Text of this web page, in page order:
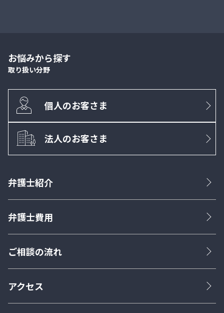
お悩みから探す
取り扱い分野
個人のお客さま
法人のお客さま
弁護士紹介
弁護士費用
ご相談の流れ
アクセス